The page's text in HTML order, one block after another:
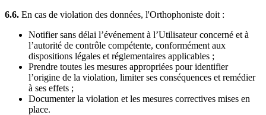
6.6. En cas de violation des données, l'Orthophoniste doit :
Notifier sans délai l’événement à l’Utilisateur concerné et à
l’autorité de contrôle compétente, conformément aux
dispositions légales et réglementaires applicables ;
Prendre toutes les mesures appropriées pour identifier
l’origine de la violation, limiter ses conséquences et remédier
à ses effets ;
Documenter la violation et les mesures correctives mises en
place.